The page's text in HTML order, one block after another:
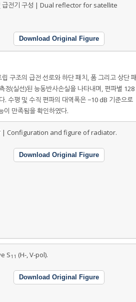
급전기 구성 | Dual reflector for satellite
Download Original Figure
구조의 급전 선로와 하단 패치, 폼 그리고 상단 패
정(실선)된 능동반사손실을 나타내며, 편파별 128
. 수평 및 수직 편파의 대역폭은 −10 dB 기준으로
이 만족됨을 확인하였다.
| Configuration and figure of radiator.
Download Original Figure
S11 (H-, V-pol).
Download Original Figure